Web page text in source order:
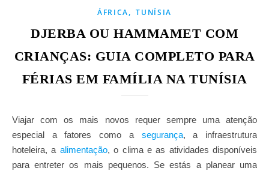
ÁFRICA,TUNÍSIA
DJERBA OU HAMMAMET COM
CRIANÇAS: GUIA COMPLETO PARA
FÉRIAS EM FAMÍLIA NA TUNÍSIA
Viajar com os mais novos requer sempre uma atenção
especial a fatores como a segurança, a infraestrutura
hoteleira, a alimentação, o clima e as atividades disponíveis
para entreter os mais pequenos. Se estás a planear uma